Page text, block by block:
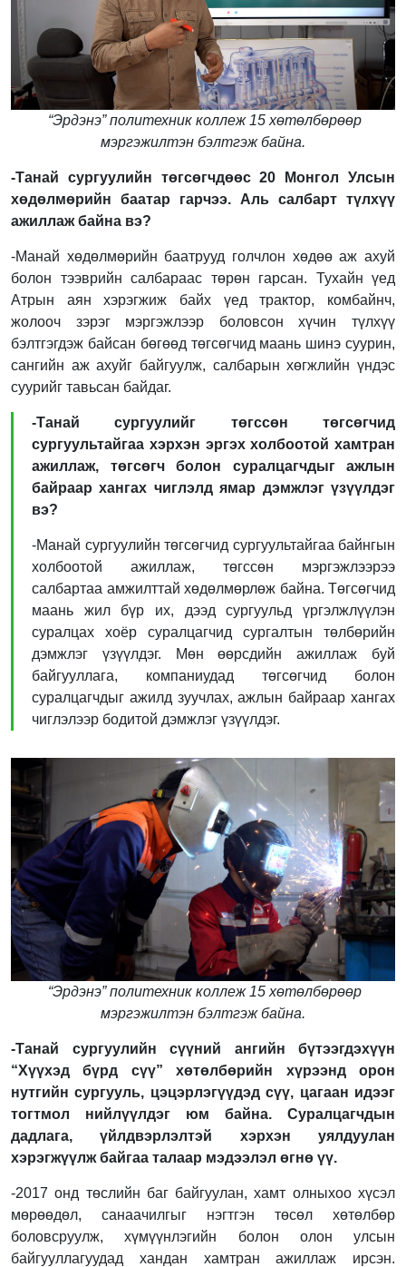
“Эрдэнэ” политехник коллеж 15 хөтөлбөрөөр
мэргэжилтэн бэлтгэж байна.
-Танай сургуулийн төгсөгчдөөс 20 Монгол Улсын
хөдөлмөрийн баатар гарчээ. Аль салбарт түлхүү
ажиллаж байна вэ?
-Манай хөдөлмөрийн баатрууд голчлон хөдөө аж ахуй
болон тээврийн салбараас төрөн гарсан. Тухайн үед
Атрын аян хэрэгжиж байх үед трактор, комбайнч,
жолооч зэрэг мэргэжлээр боловсон хүчин түлхүү
бэлтгэгдэж байсан бөгөөд төгсөгчид маань шинэ суурин,
сангийн аж ахуйг байгуулж, салбарын хөгжлийн үндэс
суурийг тавьсан байдаг.
-Танай сургуулийг төгссөн төгсөгчид
сургуультайгаа хэрхэн эргэх холбоотой хамтран
ажиллаж, төгсөгч болон суралцагчдыг ажлын
байраар хангах чиглэлд ямар дэмжлэг үзүүлдэг
вэ?
-Манай сургуулийн төгсөгчид сургуультайгаа байнгын
холбоотой ажиллаж, төгссөн мэргэжлээрээ
салбартаа амжилттай хөдөлмөрлөж байна. Төгсөгчид
маань жил бүр их, дээд сургуульд үргэлжлүүлэн
суралцах хоёр суралцагчид сургалтын төлбөрийн
дэмжлэг үзүүлдэг. Мөн өөрсдийн ажиллаж буй
байгууллага, компаниудад төгсөгчид болон
суралцагчдыг ажилд зуучлах, ажлын байраар хангах
чиглэлээр бодитой дэмжлэг үзүүлдэг.
“Эрдэнэ” политехник коллеж 15 хөтөлбөрөөр
мэргэжилтэн бэлтгэж байна.
-Танай сургуулийн сүүний ангийн бүтээгдэхүүн
“Хүүхэд бүрд сүү” хөтөлбөрийн хүрээнд орон
нутгийн сургууль, цэцэрлэгүүдэд сүү, цагаан идээг
тогтмол нийлүүлдэг юм байна. Суралцагчдын
дадлага, үйлдвэрлэлтэй хэрхэн уялдуулан
хэрэгжүүлж байгаа талаар мэдээлэл өгнө үү.
-2017 онд төслийн баг байгуулан, хамт олныхоо хүсэл
мөрөөдөл, санаачилгыг нэгтгэн төсөл хөтөлбөр
боловсруулж, хүмүүнлэгийн болон олон улсын
байгууллагуудад хандан хамтран ажиллаж ирсэн.